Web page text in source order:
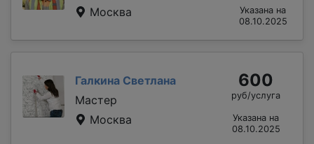
Москва
Указана на
08.10.2025
Галкина Светлана
Мастер
Москва
600
руб/услуга
Указана на
08.10.2025